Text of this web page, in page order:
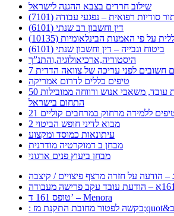
שילוב חרדים בצבא ההגנה לישראל
סודיות רפואית – נפגעי עבודה (7101)
דין וחשבון רב שנתי (6101)
על פי האמנות הבינלאומיות (10135)
ביטוח וגבייה – דין וחשבון שנתי (6101)
היסטוריה,ארכיאולוגיה,והתנ”ך
חשובים לפני עריכה של צוואה הדדית
טיפים כללים לדרום אמריקה
50 טיפים ויותר לניהול חווית עובד, משאבי אנוש ורווחה ממובילות
התחום בישראל
טיפים ללמידה מרחוק במרחבים קוליים
מבוא לדיני חופש הביטוי 2
עיתונאות כמוסד ומקצוע
מבחן ב דמוקרטיה מודרנית
מבחן ביעוץ פנים ארגוני
טופס 161 ד’ – Menora
: בקשה לפטור מחובת התקנת מז;quot&ח 3 טופס מספר ים ב